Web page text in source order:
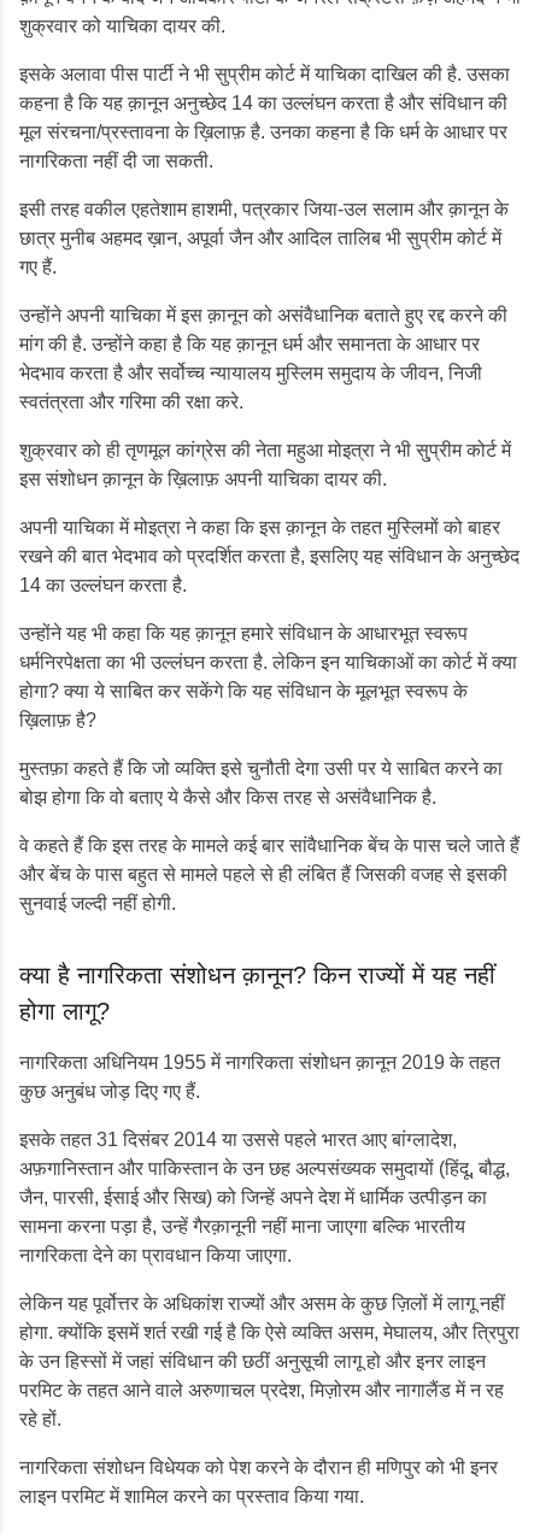
शुक्रवार को याचिका दायर की.
इसके अलावा पीस पार्टी ने भी सुप्रीम कोर्ट में याचिका दाखिल की है. उसका
कहना है कि यह क़ानून अनुच्छेद 14 का उल्लंघन करता है और संविधान की
मूल संरचना/प्रस्तावना के ख़िलाफ़ है. उनका कहना है कि धर्म के आधार पर
नागरिकता नहीं दी जा सकती.
इसी तरह वकील एहतेशाम हाशमी, पत्रकार जिया-उल सलाम और क़ानून के
छात्र मुनीब अहमद ख़ान, अपूर्वा जैन और आदिल तालिब भी सुप्रीम कोर्ट में
गए हैं.
उन्होंने अपनी याचिका में इस क़ानून को असंवैधानिक बताते हुए रद्द करने की
मांग की है. उन्होंने कहा है कि यह क़ानून धर्म और समानता के आधार पर
भेदभाव करता है और सर्वोच्च न्यायालय मुस्लिम समुदाय के जीवन, निजी
स्वतंत्रता और गरिमा की रक्षा करे.
शुक्रवार को ही तृणमूल कांग्रेस की नेता महुआ मोइत्रा ने भी सु्प्रीम कोर्ट में
इस संशोधन क़ानून के ख़िलाफ़ अपनी याचिका दायर की.
अपनी याचिका में मोइत्रा ने कहा कि इस क़ानून के तहत मुस्‍लिमों को बाहर
रखने की बात भेदभाव को प्रदर्शित करता है, इसलिए यह संविधान के अनुच्छेद
14 का उल्‍लंघन करता है.
उन्होंने यह भी कहा कि यह क़ानून हमारे संविधान के आधारभूत स्वरूप
धर्मनिरपेक्षता का भी उल्‍लंघन करता है. लेकिन इन याचिकाओं का कोर्ट में क्या
होगा? क्या ये साबित कर सकेंगे कि यह संविधान के मूलभूत स्वरूप के
ख़िलाफ़ है?
मुस्तफ़ा कहते हैं कि जो व्यक्ति इसे चुनौती देगा उसी पर ये साबित करने का
बोझ होगा कि वो बताए ये कैसे और किस तरह से असंवैधानिक है.
वे कहते हैं कि इस तरह के मामले कई बार सांवैधानिक बेंच के पास चले जाते हैं
और बेंच के पास बहुत से मामले पहले से ही लंबित हैं जिसकी वजह से इसकी
सुनवाई जल्दी नहीं होगी.
क्या है नागरिकता संशोधन क़ानून? किन राज्यों में यह नहीं
होगा लागू?
नागरिकता अधिनियम 1955 में नागरिकता संशोधन क़ानून 2019 के तहत
कुछ अनुबंध जोड़ दिए गए हैं.
इसके तहत 31 दिसंबर 2014 या उससे पहले भारत आए बांग्लादेश,
अफ़गानिस्तान और पाकिस्तान के उन छह अल्पसंख्यक समुदायों (हिंदू, बौद्ध,
जैन, पारसी, ईसाई और सिख) को जिन्हें अपने देश में धार्मिक उत्पीड़न का
सामना करना पड़ा है, उन्हें गैरक़ानूनी नहीं माना जाएगा बल्कि भारतीय
नागरिकता देने का प्रावधान किया जाएगा.
लेकिन यह पूर्वोत्तर के अधिकांश राज्यों और असम के कुछ ज़िलों में लागू नहीं
होगा. क्योंकि इसमें शर्त रखी गई है कि ऐसे व्यक्ति असम, मेघालय, और त्रिपुरा
के उन हिस्सों में जहां संविधान की छठीं अनुसूची लागू हो और इनर लाइन
परमिट के तहत आने वाले अरुणाचल प्रदेश, मिज़ोरम और नागालैंड में न रह
रहे हों.
नागरिकता संशोधन विधेयक को पेश करने के दौरान ही मणिपुर को भी इनर
लाइन परमिट में शामिल करने का प्रस्ताव किया गया.